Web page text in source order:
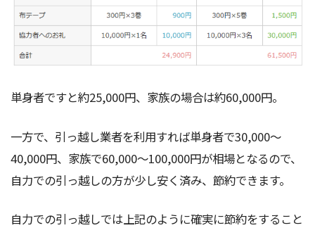
単身者ですと約25,000円、家族の場合は約60,000円。
一方で、引っ越し業者を利用すれば単身者で30,000～
40,000円、家族で60,000～100,000円が相場となるので、
自力での引っ越しの方が少し安く済み、節約できます。
自力での引っ越しでは上記のように確実に節約をすること